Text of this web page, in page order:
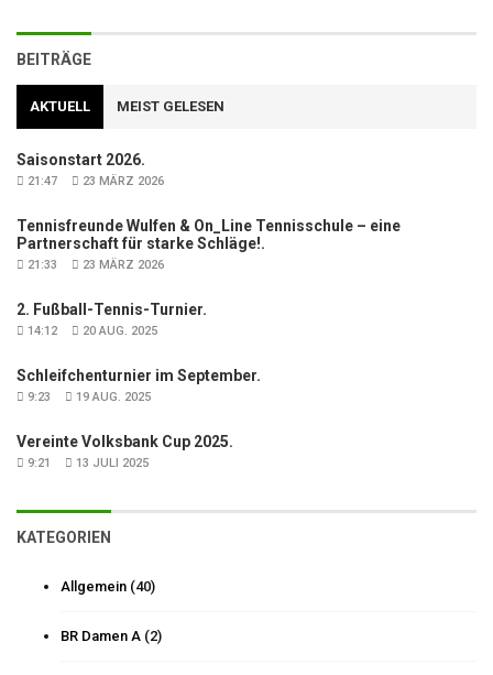
BEITRÄGE
AKTUELL MEIST GELESEN
Saisonstart 2026.
21:47 23 MÄRZ 2026
Tennisfreunde Wulfen & On_Line Tennisschule – eine
Partnerschaft für starke Schläge!.
21:33 23 MÄRZ 2026
2. Fußball-Tennis-Turnier.
14:12 20 AUG. 2025
Schleifchenturnier im September.
9:23 19 AUG. 2025
Vereinte Volksbank Cup 2025.
9:21 13 JULI 2025
KATEGORIEN
Allgemein (40)
BR Damen A (2)